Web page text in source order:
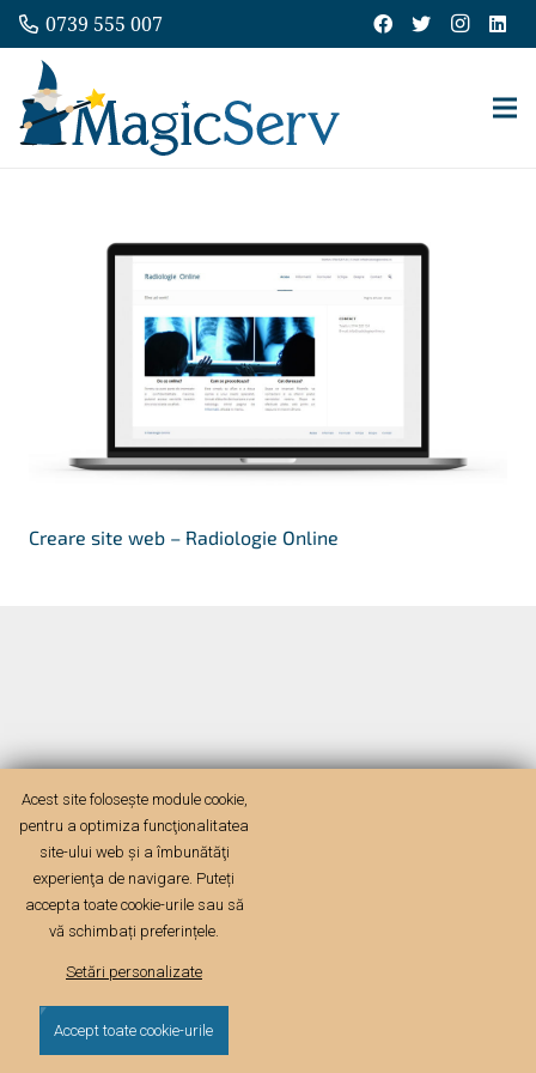
0739 555 007
Creare site web – Radiologie Online
Acest site folosește module cookie,
pentru a optimiza funcţionalitatea
site-ului web şi a îmbunătăţi
experienţa de navigare. Puteți
accepta toate cookie-urile sau să
vă schimbați preferințele.
Setări personalizate
Accept toate cookie-urile